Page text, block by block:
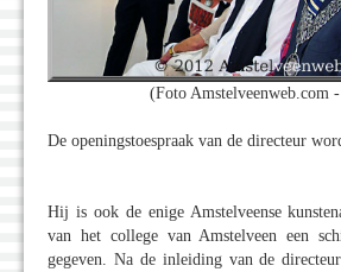
(Foto Amstelveenweb.com
De openingstoespraak van de directeur
Hij is ook de enige Amstelveense
van het college van Amstelveen een
gegeven. Na de inleiding van de